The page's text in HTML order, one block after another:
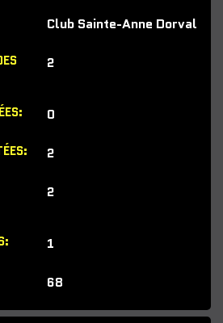
Club Sainte-Anne Dorval
2
0
2
2
1
68